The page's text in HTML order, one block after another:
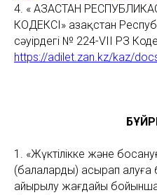
4. « ҚАЗАҚСТАН
КОДЕКСІ» Қазақстан
сәуірдегі № 224-VII ҚРЗ
https://adilet.zan.kz/kaz/
1. «Жүктілікке және
(балаларды) асырап алуға
айырылу жағдайы бойынша